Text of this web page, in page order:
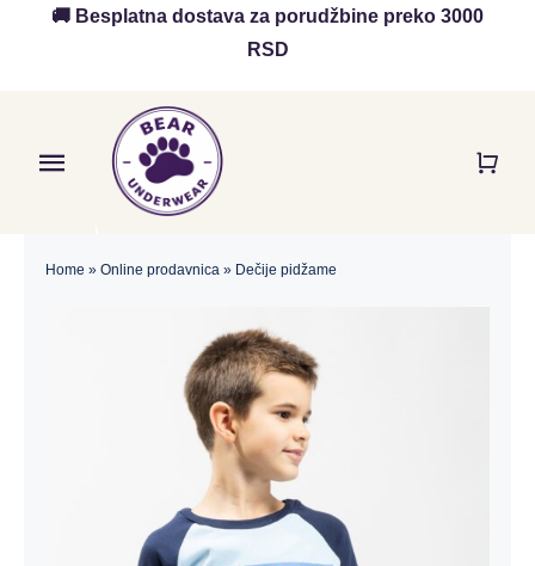
🚚 Besplatna dostava za porudžbine preko 3000
RSD
Toggle
Navigation
Home » Online prodavnica» Dečije pidžame